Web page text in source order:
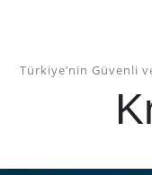
Türkiye’nin Güvenli